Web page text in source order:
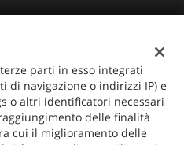
parti in esso integrati
di navigazione o indirizzi IP) e
o altri identificatori necessari
delle finalità
cui il miglioramento delle